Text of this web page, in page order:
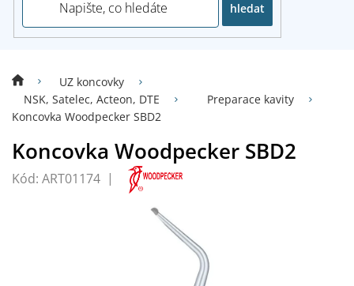
hledat
UZ koncovky
NSK, Satelec, Acteon, DTE
Preparace kavity
Koncovka Woodpecker SBD2
Koncovka Woodpecker SBD2
Kód: ART01174